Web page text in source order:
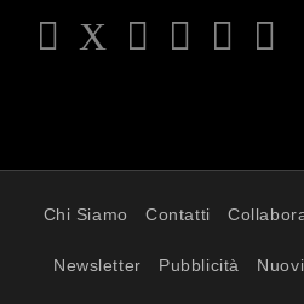
Chi Siamo Contatti
Newsletter Pubblicità